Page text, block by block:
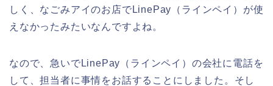
しく、なごみアイのお店でLinePay（ラインペイ）が使
えなかったみたいなんですよね。
なので、急いでLinePay（ラインペイ）の会社に電話を
して、担当者に事情をお話することにしました。そし